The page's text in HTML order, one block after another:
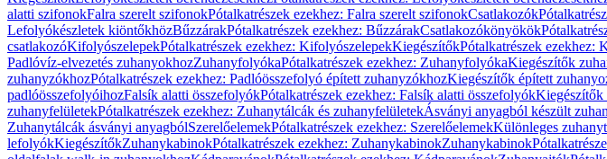
alatti szifonokFalra szerelt szifonokPótalkatrészek ezekhez: Falra szerelt szifonokCsatlakozók
Lefolyókészletek kiöntőkhözBűzzárakPótalkatrészek ezekhez: BűzzárakCsatlakozókönyökök
csatlakozóKifolyószelepekPótalkatrészek ezekhez: KifolyószelepekKiegészítőkPótalkatrészek ezekhez:
Padlóvíz-elvezetés zuhanyokhozZuhanyfolyókaPótalkatrészek ezekhez: ZuhanyfolyókaKiegészítők
zuhanyzókhozPótalkatrészek ezekhez: Padlóösszefolyó épített zuhanyzókhozKiegészítők épített
padlóösszefolyóihozFalsík alatti összefolyókPótalkatrészek ezekhez: Falsík alatti összefolyók
zuhanyfelületekPótalkatrészek ezekhez: Zuhanytálcák és zuhanyfelületekÁsványi anyagból készült
Zuhanytálcák ásványi anyagbólSzerelőelemekPótalkatrészek ezekhez: SzerelőelemekKülönleges
lefolyókKiegészítőkZuhanykabinokPótalkatrészek ezekhez: ZuhanykabinokZuhanykabinok